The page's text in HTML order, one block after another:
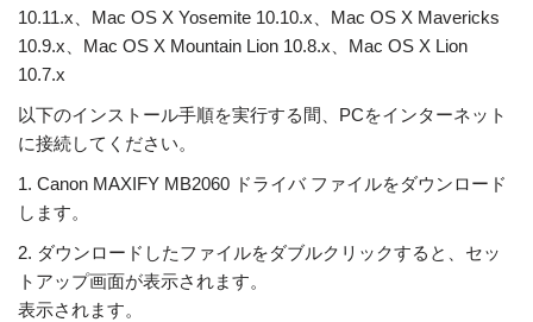
10.11.x、Mac OS X Yosemite 10.10.x、Mac OS X Mavericks
10.9.x、Mac OS X Mountain Lion 10.8.x、Mac OS X Lion
10.7.x
以下のインストール手順を実行する間、PCをインターネット
に接続してください。
1. Canon MAXIFY MB2060 ドライバ ファイルをダウンロード
します。
2. ダウンロードしたファイルをダブルクリックすると、セッ
トアップ画面が表示されます。
表示されます。